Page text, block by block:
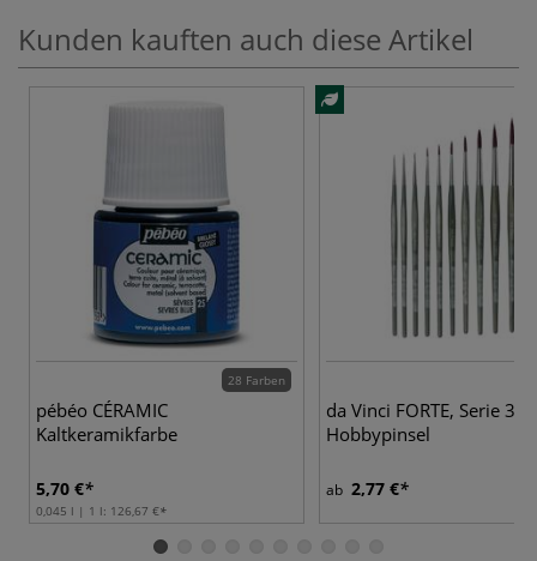
Kunden kauften auch diese Artikel
28 Farben
pébéo CÉRAMIC
Kaltkeramikfarbe
5,70 €
0,045 l | 1 l: 126,67 €
da Vinci FORTE, Serie
Hobbypinsel
ab 2,77 €